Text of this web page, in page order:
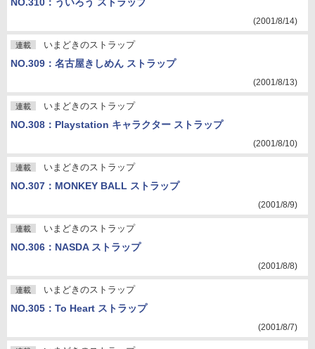
(2001/8/14)
連載 いまどきのストラップ
NO.309：名古屋きしめん ストラップ
(2001/8/13)
連載 いまどきのストラップ
NO.308：Playstation キャラクター ストラップ
(2001/8/10)
連載 いまどきのストラップ
NO.307：MONKEY BALL ストラップ
(2001/8/9)
連載 いまどきのストラップ
NO.306：NASDA ストラップ
(2001/8/8)
連載 いまどきのストラップ
NO.305：To Heart ストラップ
(2001/8/7)